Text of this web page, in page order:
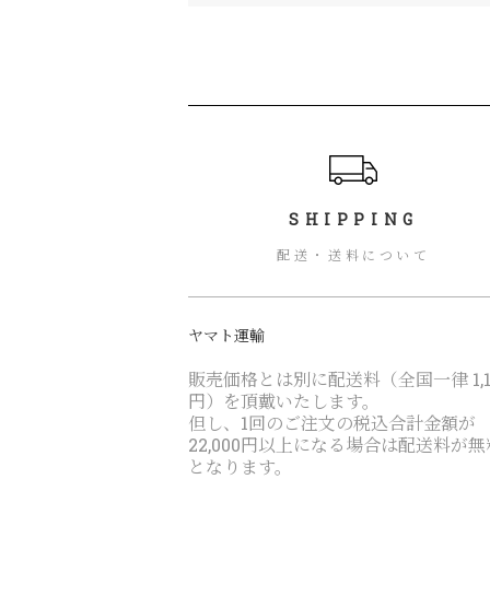
SHIPPING
配送・送料について
ヤマト運輸
販売価格とは別に配送料（全国一律
円）を頂戴いたします。
但し、1回のご注文の税込合計金額が
22,000円以上になる場合は配送料が無
となります。